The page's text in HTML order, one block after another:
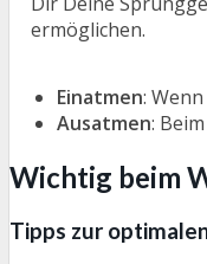
ermöglichen.
Einatmen:
Ausatmen:
Wichtig beim
Tipps zur